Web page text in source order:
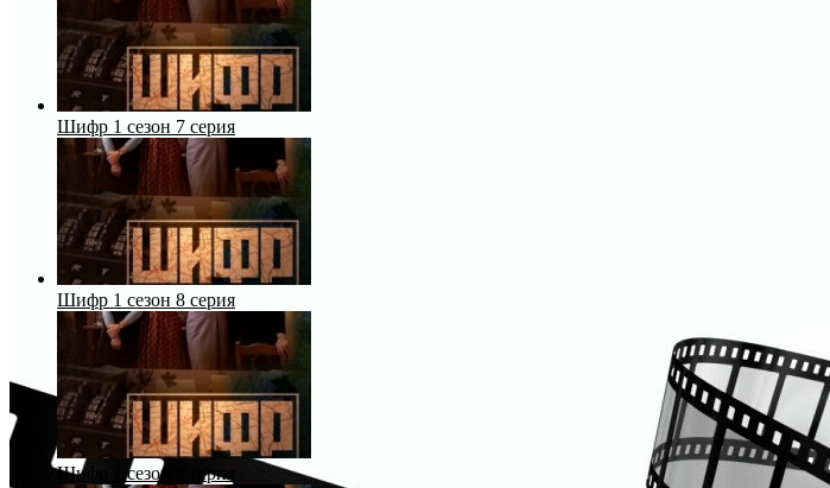
Шифр 1 сезон 7 серия
Шифр 1 сезон 8 серия
Шифр 1 сезон 9 серия